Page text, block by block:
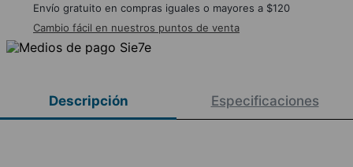
Envío gratuito en compras iguales o mayores a $120
Cambio fácil en nuestros puntos de venta
Descripción Especificaciones